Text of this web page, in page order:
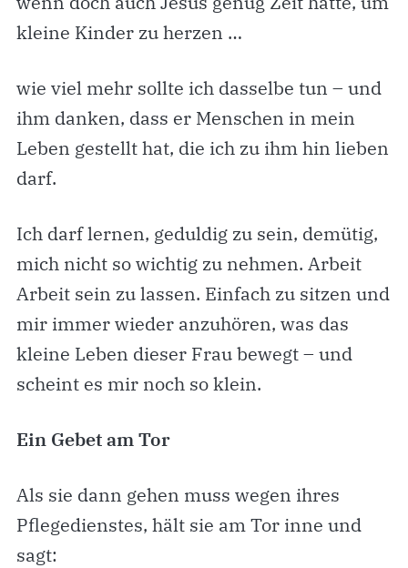
kleine Kinder zu herzen …
wie viel mehr sollte ich dasselbe tun – und
ihm danken, dass er Menschen in mein
Leben gestellt hat, die ich zu ihm hin lieben
darf.
Ich darf lernen, geduldig zu sein, demütig,
mich nicht so wichtig zu nehmen. Arbeit
Arbeit sein zu lassen. Einfach zu sitzen und
mir immer wieder anzuhören, was das
kleine Leben dieser Frau bewegt – und
scheint es mir noch so klein.
Ein Gebet am Tor
Als sie dann gehen muss wegen ihres
Pflegedienstes, hält sie am Tor inne und
sagt: